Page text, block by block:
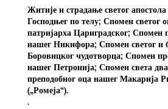
Житије и страдање светог
Господњег по телу; Спомен светог
патријарха Цариградског; Спомен
нашег Никифора; Спомен светог и
Боровицког чудотворца; Спомен
нашег Петронија; Спомен света
преподобног оца нашег Макарија
(„Ромеја“).
.